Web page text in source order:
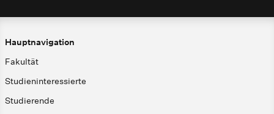
Hauptnavigation
Fakultät
Studieninteressierte
Studierende